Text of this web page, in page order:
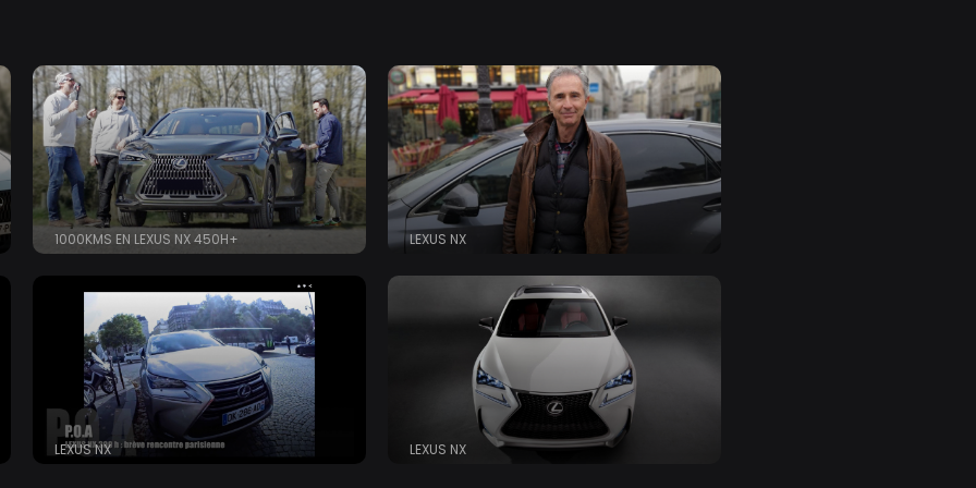
contenu
principal
1000KMS EN LEXUS NX 450H+ LEXUS NX
LEXUS NX LEXUS NX